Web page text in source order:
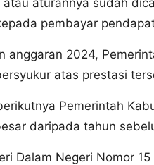
pembayar
anggaran 2024,
atas prestasi
Pemerintah
daripada tahun
Dalam Negeri Nomor